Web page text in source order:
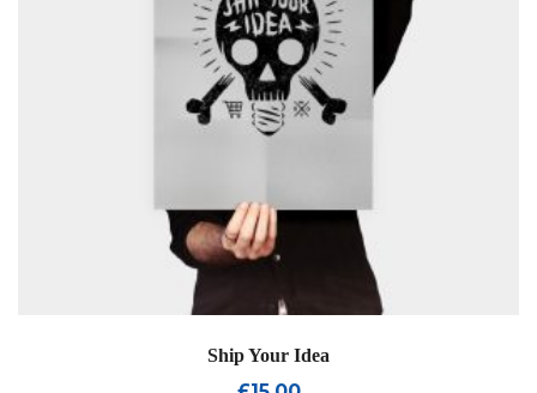
Ship Your Idea